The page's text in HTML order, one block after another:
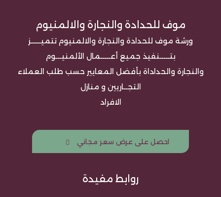
موف للحدادة والنجارة والالمنيوم
ورشة موف للحدادة والنجارة والالمنيوم تتميـــــز
بتـــــنفيذ جميع أعـــــمال الألمنيـــوم
والنجارة والحداداة بأفضل المعايير حسب طلب العملاء
التجــاريين و منازل
الافراد
احصل على عرض سعر مجاني
روابط مفيدة